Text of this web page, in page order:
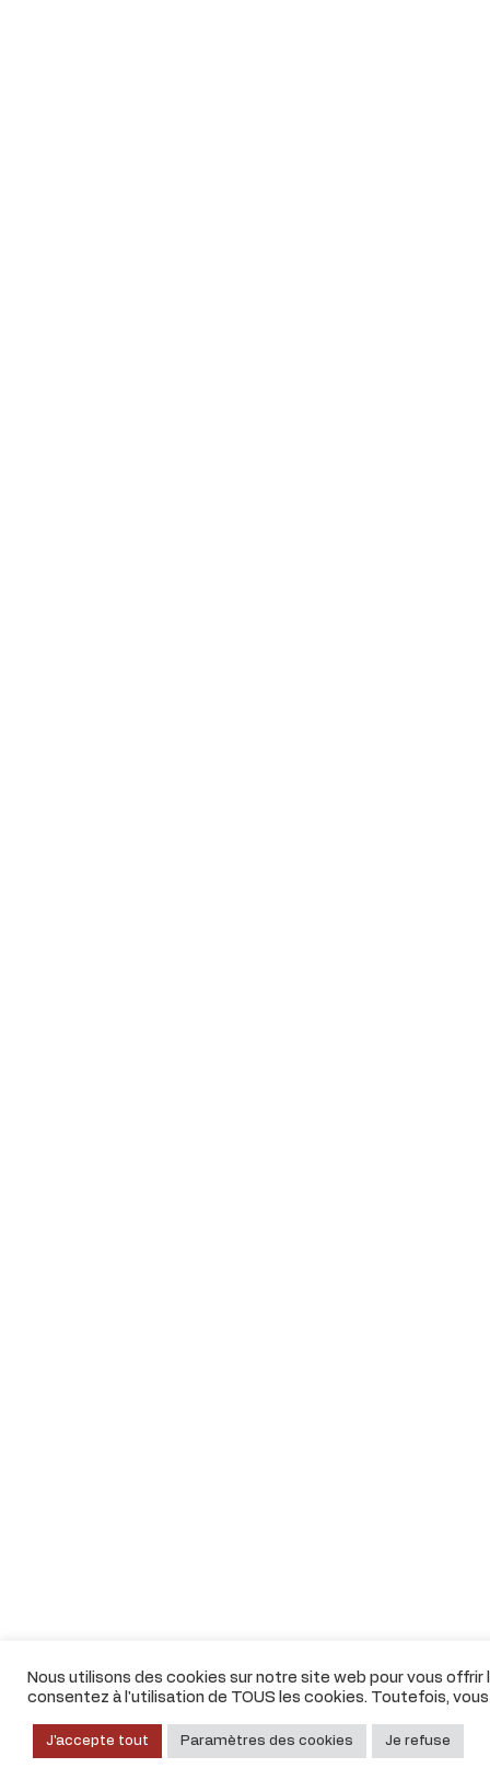
Nous utilisons des cookies sur notre site web pour vous
consentez à l'utilisation de TOUS les cookies. Toutefois,
J'accepte tout Paramètres des cookies Je refuse